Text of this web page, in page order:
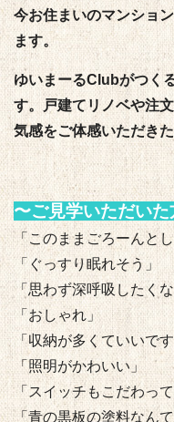
今お住まいのマンショ
ます。
ゆいまーるClubがつく
す。戸建てリノベや注
気感をご体感いただき
〜ご見学いただい
「このままごろーんと
「ぐっすり眠れそう」
「思わず深呼吸したくな
「おしゃれ」
「収納が多くていいです
「照明がかわいい」
「スイッチもこだわっ
「青の黒板の塗料なん